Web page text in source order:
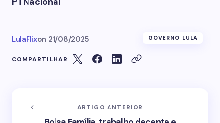
LulaFlixon 21/08/2025 GOVERNO LULA
COMPARTILHAR
ARTIGO ANTERIOR